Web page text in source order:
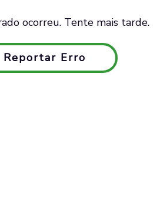
ocorreu. Tente mais tarde.
Reportar Erro